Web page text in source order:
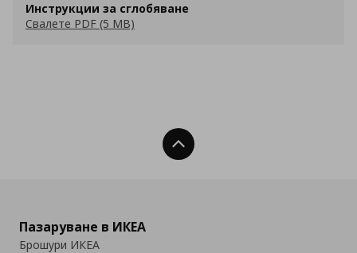
Инструкции за сглобяване
Свалете PDF (5 MB)
Нагоре
Пазаруване в ИКЕА
Брошури ИКЕА